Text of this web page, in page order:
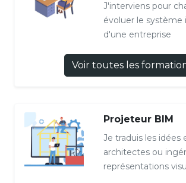
J'interviens pour
évoluer le système
d'une entreprise
Voir toutes les
Projeteur BIM
Je traduis les idées
architectes ou
représentations